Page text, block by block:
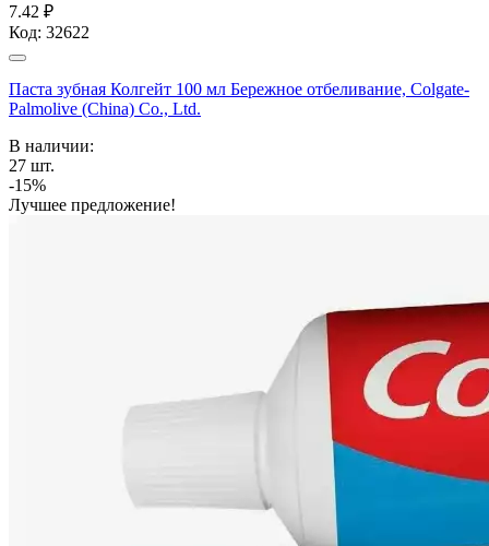
7.42 ₽
Код: 32622
Паста зубная Колгейт 100 мл Бережное отбеливание, Colgate-
Palmolive (China) Co., Ltd.
В наличии:
27 шт.
-15%
Лучшее предложение!